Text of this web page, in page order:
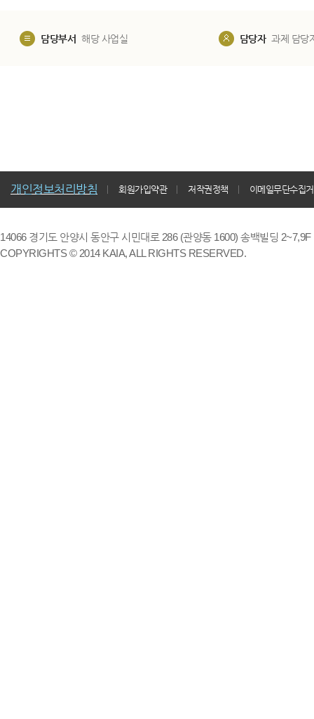
담당부서 해당 사업실 담당자 과제 담당
개인정보처리방침 회원가입약관 저작권정책 이메일무단수집
14066 경기도 안양시 동안구 시민대로 286 (관양동 1600) 송백빌딩
COPYRIGHTS © 2014 KAIA, ALL RIGHTS RESERVED.